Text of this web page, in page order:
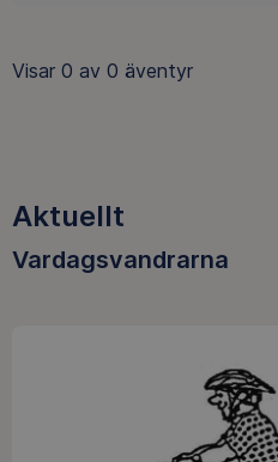
Visar 0 av 0 äventyr
Aktuellt
Vardagsvandrarna